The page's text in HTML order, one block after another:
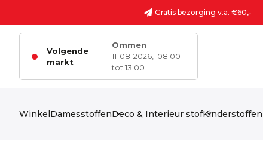
Gratis bezorging v.a. €60,-
Volgende
markt
Ommen
11-08-2026,
08:00
tot 13:00
WinkelDamesstoffenDeco & Interieur stofKinderstoffen